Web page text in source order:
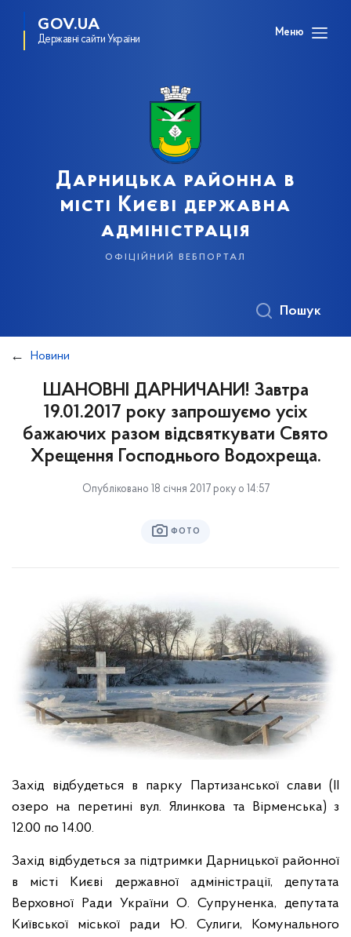
GOV.UA
Державні сайти України
Меню
Дарницька районна в
місті Києві державна
адміністрація
офіційний вебпортал
Пошук
Новини
ШАНОВНІ ДАРНИЧАНИ! Завтра
19.01.2017 року запрошуємо усіх
бажаючих разом відсвяткувати Свято
Хрещення Господнього Водохреща.
Опубліковано 18 січня 2017 року о 14:57
ФОТО
Захід відбудеться в парку Партизанської слави (ІІ
озеро на перетині вул. Ялинкова та Вірменська) з
12.00 по 14.00.
Захід відбудеться за підтримки Дарницької районної
в місті Києві державної адміністрації, депутата
Верховної Ради України О. Супруненка, депутата
Київської міської ради Ю. Сулиги, Комунального